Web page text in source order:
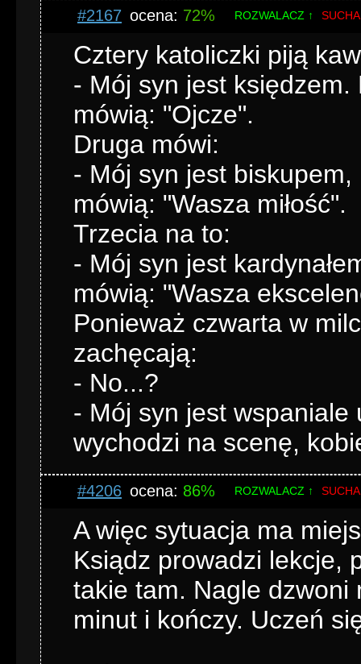
#2167 ocena: 72% ROZWALACZ ↑
Cztery katoliczki piją
- Mój syn jest
mówią: "Ojcze".
Druga mówi:
- Mój syn jest
mówią: "Wasza miłość".
Trzecia na to:
- Mój syn jest
mówią: "Wasza
Ponieważ czwarta w
zachęcają:
- No...?
- Mój syn jest
wychodzi na scenę,
#4206 ocena: 86% ROZWALACZ ↑
A więc sytuacja ma
Ksiądz prowadzi lekcje,
takie tam. Nagle
minut i kończy. Uczeń